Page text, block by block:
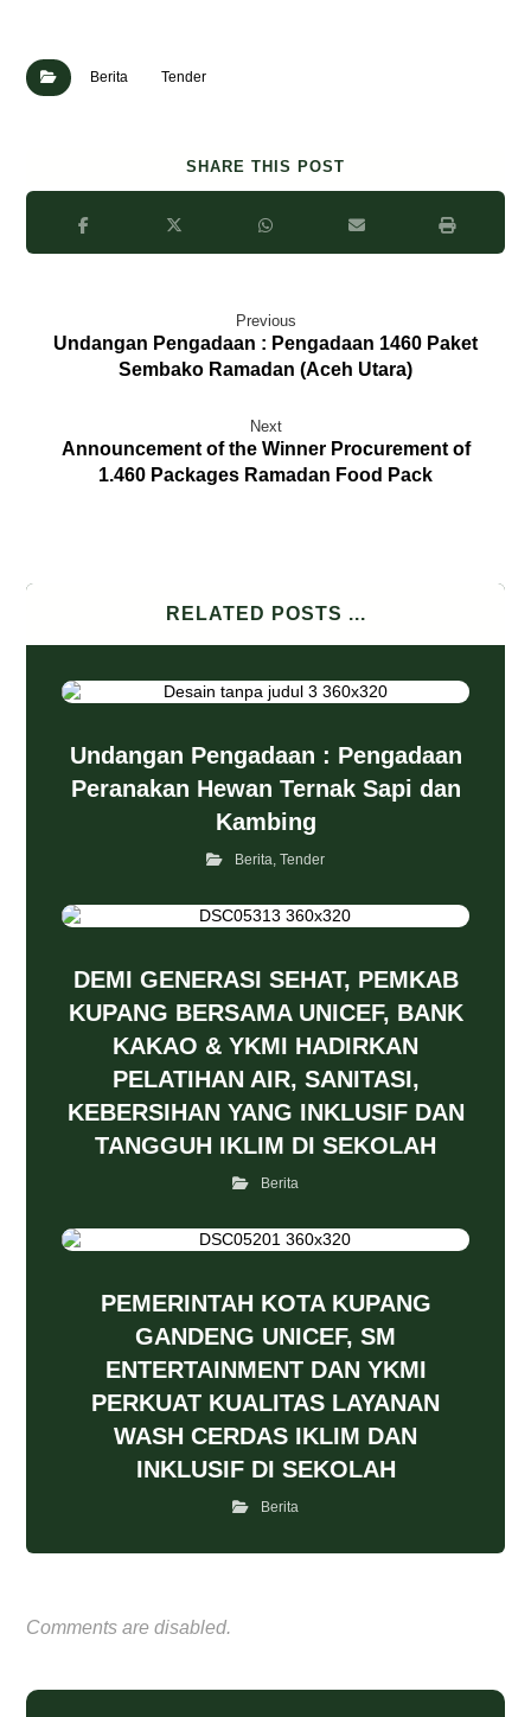
Berita Tender
Previous
Undangan Pengadaan : Pengadaan 1460 Paket
Sembako Ramadan (Aceh Utara)
Next
Announcement of the Winner Procurement of
1.460 Packages Ramadan Food Pack
RELATED POSTS ...
Undangan Pengadaan : Pengadaan
Peranakan Hewan Ternak Sapi dan
Kambing
Berita Tender
DEMI GENERASI SEHAT, PEMKAB
KUPANG BERSAMA UNICEF, BANK
KAKAO & YKMI HADIRKAN
PELATIHAN AIR, SANITASI,
KEBERSIHAN YANG INKLUSIF DAN
TANGGUH IKLIM DI SEKOLAH
Berita
PEMERINTAH KOTA KUPANG
GANDENG UNICEF, SM
ENTERTAINMENT DAN YKMI
PERKUAT KUALITAS LAYANAN
WASH CERDAS IKLIM DAN
INKLUSIF DI SEKOLAH
Berita
Comments are disabled.